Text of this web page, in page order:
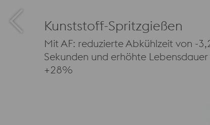
Kunststoff-Spritzgießen
Mit AF: reduzierte Abkühlzeit von -
Sekunden und erhöhte Lebensdauer
+28%